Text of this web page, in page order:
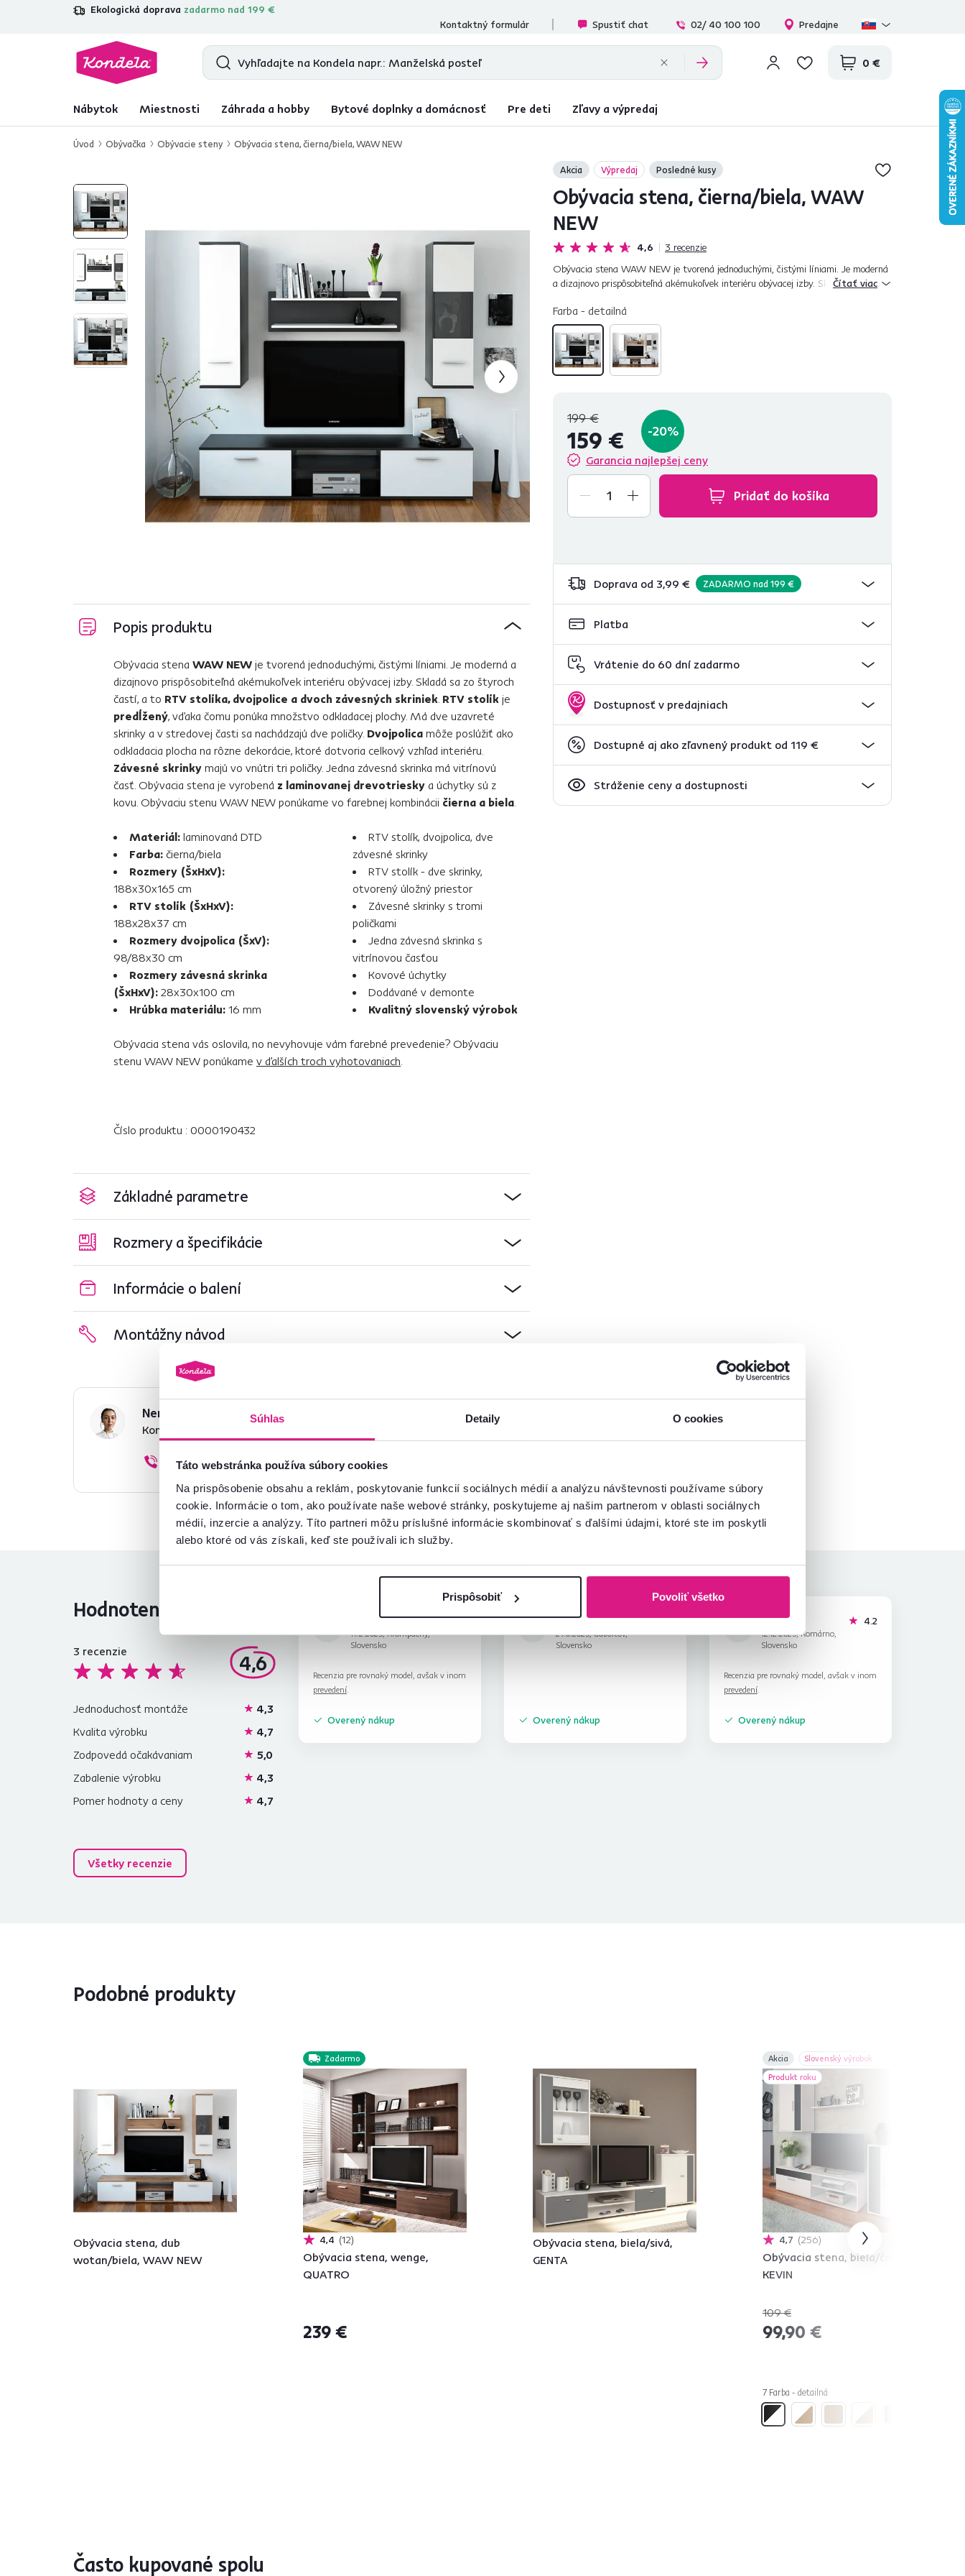
Súhlas Detaily O cookies
Táto webstránka používa súbory cookies
Na prispôsobenie obsahu a reklám, poskytovanie funkcií sociálnych médií a analýzu návštevnosti používame súbory
cookie. Informácie o tom, ako používate naše webové stránky, poskytujeme aj našim partnerom v oblasti sociálnych
médií, inzercie a analýzy. Títo partneri môžu príslušné informácie skombinovať s ďalšími údajmi, ktoré ste im poskytli
alebo ktoré od vás získali, keď ste používali ich služby.
Prispôsobiť Povoliť všetko
Ekologická doprava zadarmo nad 199 €
4,7 31 157overených produktových recenzií
Kontaktný formulár
Spustiť chat 02/ 40 100 100 Predajne
0 €
Nábytok Miestnosti Záhrada a hobby Bytové doplnky a domácnosť Pre deti Zľavy a výpredaj
Úvod Obývačka Obývacie steny Obývacia stena, čierna/biela, WAW NEW
Akcia Výpredaj Posledné kusy
Obývacia stena, čierna/biela, WAW
NEW
4,6 3 recenzie
Obývacia stena WAW NEW je tvorená jednoduchými, čistými líniami. Je moderná
a dizajnovo prispôsobiteľná akémukoľvek interiéru obývacej izby. Skladá sa zo
Čítať viac
Farba - detailná
199 €
159 € -20%
Garancia najlepšej ceny
Pridať do košíka
Doprava od 3,99 € ZADARMO nad 199 €
Platba
Vrátenie do 60 dní zadarmo
Dostupnosť v predajniach
Dostupné aj ako zľavnený produkt od 119 €
Stráženie ceny a dostupnosti
Popis produktu
Obývacia stena WAW NEW je tvorená jednoduchými, čistými líniami. Je moderná a
dizajnovo prispôsobiteľná akémukoľvek interiéru obývacej izby. Skladá sa zo štyroch
častí, a to RTV stolíka, dvojpolice a dvoch závesných skriniek RTV stolík je
predĺžený, vďaka čomu ponúka množstvo odkladacej plochy. Má dve uzavreté
skrinky a v stredovej časti sa nachádzajú dve poličky. Dvojpolica môže poslúžiť ako
odkladacia plocha na rôzne dekorácie, ktoré dotvoria celkový vzhľad interiéru.
Závesné skrinky majú vo vnútri tri poličky. Jedna závesná skrinka má vitrínovú
časť. Obývacia stena je vyrobená z laminovanej drevotriesky a úchytky sú z
kovu. Obývaciu stenu WAW NEW ponúkame vo farebnej kombinácii čierna a biela
Materiál: laminovaná DTD
Farba: čierna/biela
Rozmery (ŠxHxV):
188x30x165 cm
RTV stolík (ŠxHxV):
188x28x37 cm
Rozmery dvojpolica (ŠxV):
98/88x30 cm
Rozmery závesná skrinka
(ŠxHxV): 28x30x100 cm
Hrúbka materiálu: 16 mm
RTV stolík, dvojpolica, dve
závesné skrinky
RTV stolík - dve skrinky,
otvorený úložný priestor
Závesné skrinky s tromi
poličkami
Jedna závesná skrinka s
vitrínovou časťou
Kovové úchytky
Dodávané v demonte
Kvalitný slovenský výrobok
Obývacia stena vás oslovila, no nevyhovuje vám farebné prevedenie? Obývaciu
stenu WAW NEW ponúkame v ďalších troch vyhotovaniach
Číslo produktu : 0000190432
Základné parametre
Rozmery a špecifikácie
Informácie o balení
Montážny návod
Nenašli ste požadované informácie?
Kontaktujte nás a my vám radi poradíme
02/ 40 100 100
Hodnotenia produktu
4,6
3 recenzie
Jednoduchosť montáže
4,3
Kvalita výrobku
4,7
Zodpovedá očakávaniam
5,0
Zabalenie výrobku
4,3
Pomer hodnoty a ceny
4,7
Všetky recenzie
Marcel K.
19.2.2025, Krompachy,
Slovensko
5hviezdičiek
Recenzia pre rovnaký model, avšak v inom
prevedení
Overený nákup
Jaroslav P.
29.6.2023, Gaboltov,
Slovensko
4.6hviezdičky
Overený nákup
Juraj P.
12.12.2025, Komárno,
Slovensko
4.2
Recenzia pre rovnaký model, avšak v inom
prevedení
Overený nákup
Podobné produkty
Obývacia stena, dub
wotan/biela, WAW NEW
Zadarmo
4,4 12
Obývacia stena, wenge,
QUATRO
239 €
Obývacia stena, biela/sivá,
GENTA
Akcia
Slovenský výrobok
Produkt roku
4,7 256
Obývacia stena, biela/čierna,
KEVIN
109 €
99,90 €
7 Farba - detailná
Často kupované spolu